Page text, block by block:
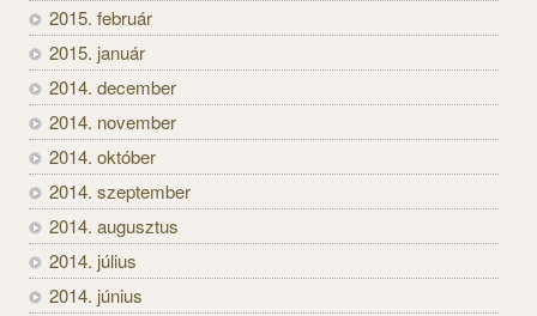
2015. február
2015. január
2014. december
2014. november
2014. október
2014. szeptember
2014. augusztus
2014. július
2014. június